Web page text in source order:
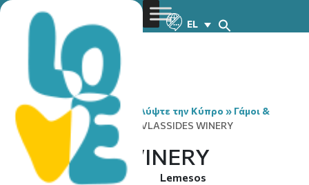
EL
You are here:Home» Ανακαλύψτε την Κύπρο » Γάμοι &
Γαμήλια Ταξίδια »Venues VLASSIDES WINERY
VLASSIDES WINERY
REGION
Lemesos